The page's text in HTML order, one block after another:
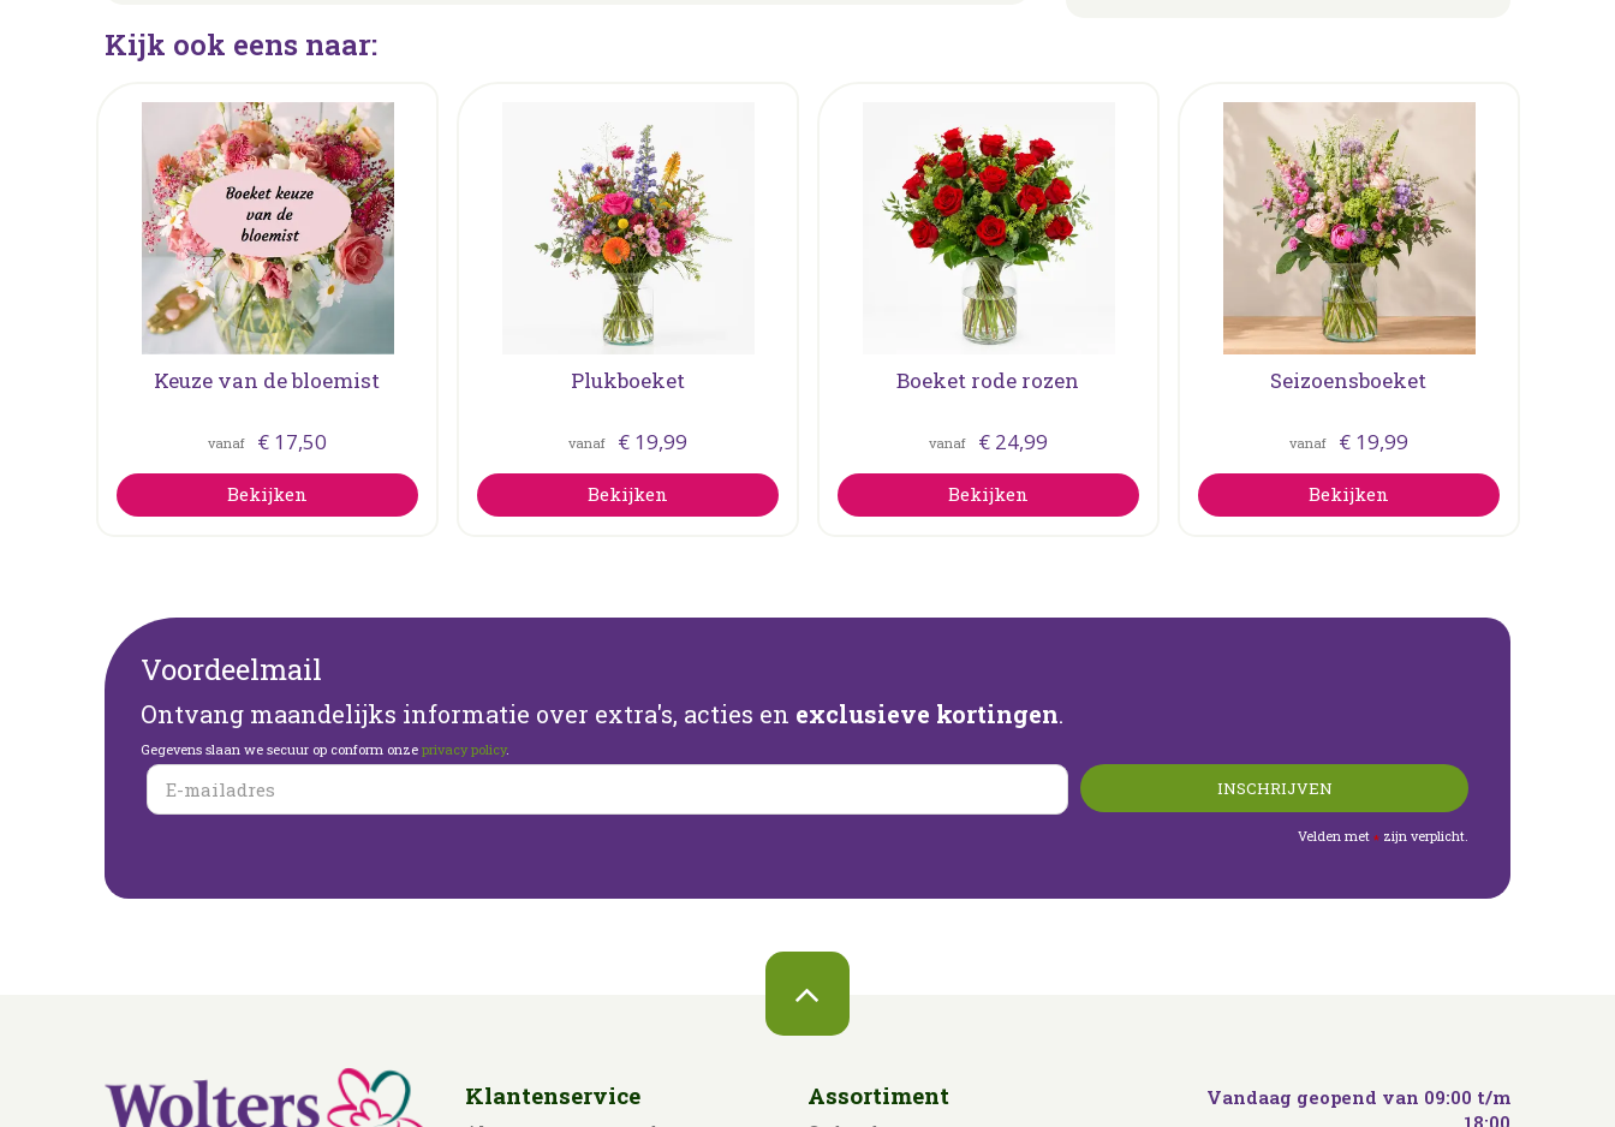
Kijk ook eens naar:
Keuze van de bloemist
vanaf € 17,50
Bekijken
Plukboeket
vanaf € 19,99
Bekijken
Boeket rode rozen
vanaf € 24,99
Bekijken
Seizoensboeket
vanaf € 19,99
Bekijken
Voordeelmail
Ontvang maandelijks informatie over extra's, acties en exclusieve kortingen.
Gegevens slaan we secuur op conform onze privacy policy.
Velden met * zijn verplicht.
Klantenservice Assortiment Vandaag geopend van 09:00 t/m
18:00